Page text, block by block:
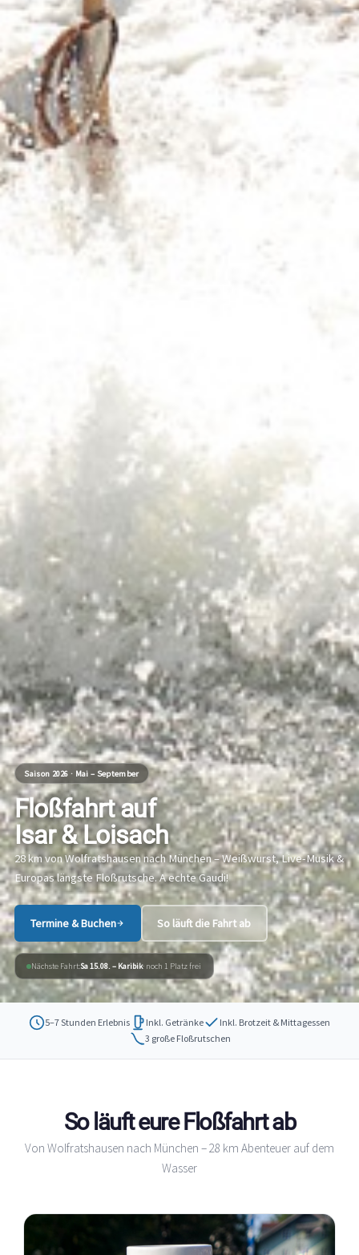
Saison 2026 · Mai – September
Floßfahrt auf
Isar & Loisach
28 km von Wolfratshausen nach München – Weißwurst, Live-Musik &
Europas längste Floßrutsche. A echte Gaudi!
Termine & Buchen So läuft die Fahrt ab
Nächste Fahrt:Sa 15.08. – Karibik· noch 1 Platz frei
5–7 Stunden Erlebnis Inkl. Getränke
Inkl. Brotzeit & Mittagessen
3 große Floßrutschen
So läuft eure Floßfahrt ab
Von Wolfratshausen nach München – 28 km Abenteuer auf dem
Wasser